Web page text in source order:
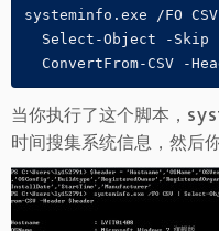
systeminfo.exe /FO
Select-Object -Skip
ConvertFrom-CSV -
当你执行了这个脚本，
时间搜集系统信息，然后